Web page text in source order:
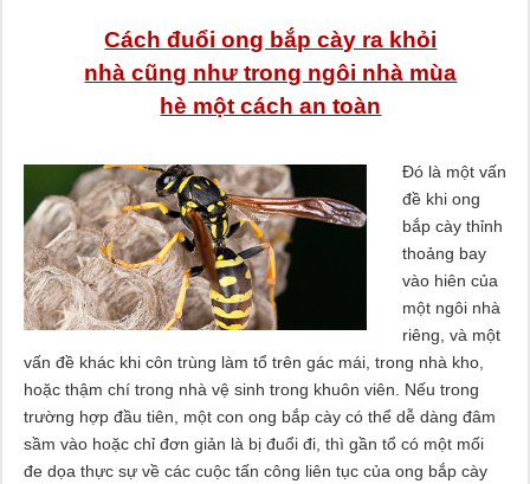
Cách đuổi ong bắp cày ra khỏi
nhà cũng như trong ngôi nhà mùa
hè một cách an toàn
Đó là một vấn
đề khi ong
bắp cày thỉnh
thoảng bay
vào hiên của
một ngôi nhà
riêng, và một
vấn đề khác khi côn trùng làm tổ trên gác mái, trong nhà kho,
hoặc thậm chí trong nhà vệ sinh trong khuôn viên. Nếu trong
trường hợp đầu tiên, một con ong bắp cày có thể dễ dàng đâm
sầm vào hoặc chỉ đơn giản là bị đuổi đi, thì gần tổ có một mối
đe dọa thực sự về các cuộc tấn công liên tục của ong bắp cày